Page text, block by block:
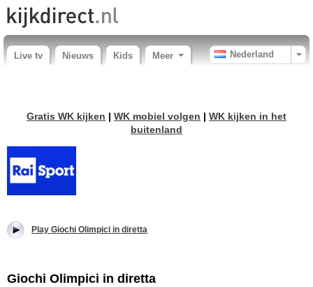
Live tv Nieuws Kids Meer Nederland
Gratis WK kijken | WK mobiel volgen | WK kijken in het
buitenland
Play Giochi Olimpici in diretta
Giochi Olimpici in diretta